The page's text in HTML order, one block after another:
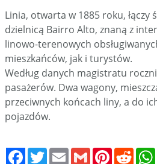
Linia, otwarta w 1885 roku,
dzielnicą Bairro Alto, znaną z
linowo-terenowych
mieszkańców, jak i turystów.
Według danych magistratu
pasażerów. Dwa wagony,
przeciwnych końcach liny, a do
pojazdów.
TwitterEmail Gmail Pinterest